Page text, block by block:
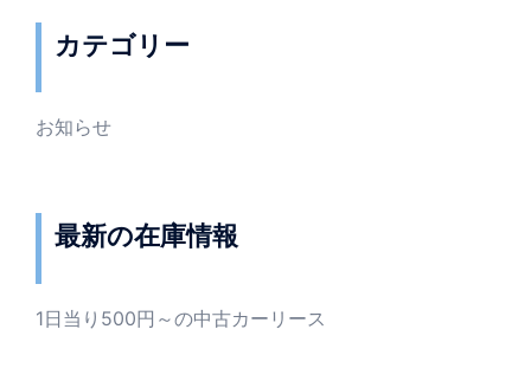
ー
ョ
ン
カテゴリー
お知らせ
最新の在庫情報
1日当り500円～の中古カーリース